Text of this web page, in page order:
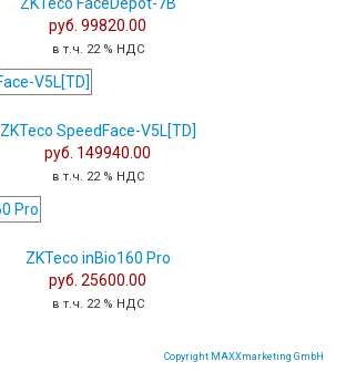
руб. 99820.00
в т.ч. 22 % НДС
ZKTeco SpeedFace-V5L[TD]
руб. 149940.00
в т.ч. 22 % НДС
ZKTeco inBio160 Pro
руб. 25600.00
в т.ч. 22 % НДС
Copyright MAXXmarketing GmbH